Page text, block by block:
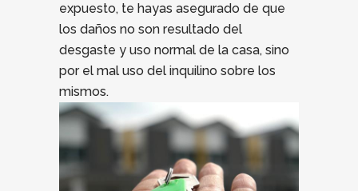
expuesto, te hayas asegurado de que
los daños no son resultado del
desgaste y uso normal de la casa, sino
por el mal uso del inquilino sobre los
mismos.